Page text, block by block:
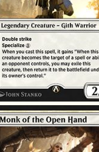
Moine de la main ouverte